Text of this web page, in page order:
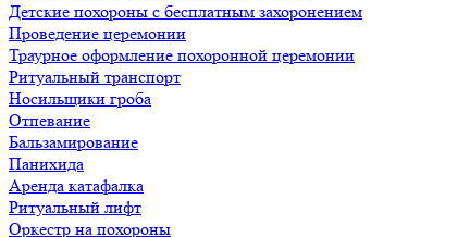
Детские похороны с бесплатным захоронением
Проведение церемонии
Траурное оформление похоронной церемонии
Ритуальный транспорт
Носильщики гроба
Отпевание
Бальзамирование
Панихида
Аренда катафалка
Ритуальный лифт
Оркестр на похороны